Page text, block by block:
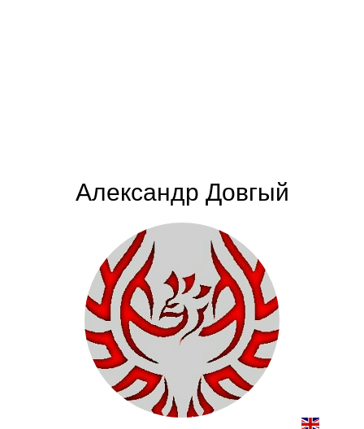
Александр Довгый